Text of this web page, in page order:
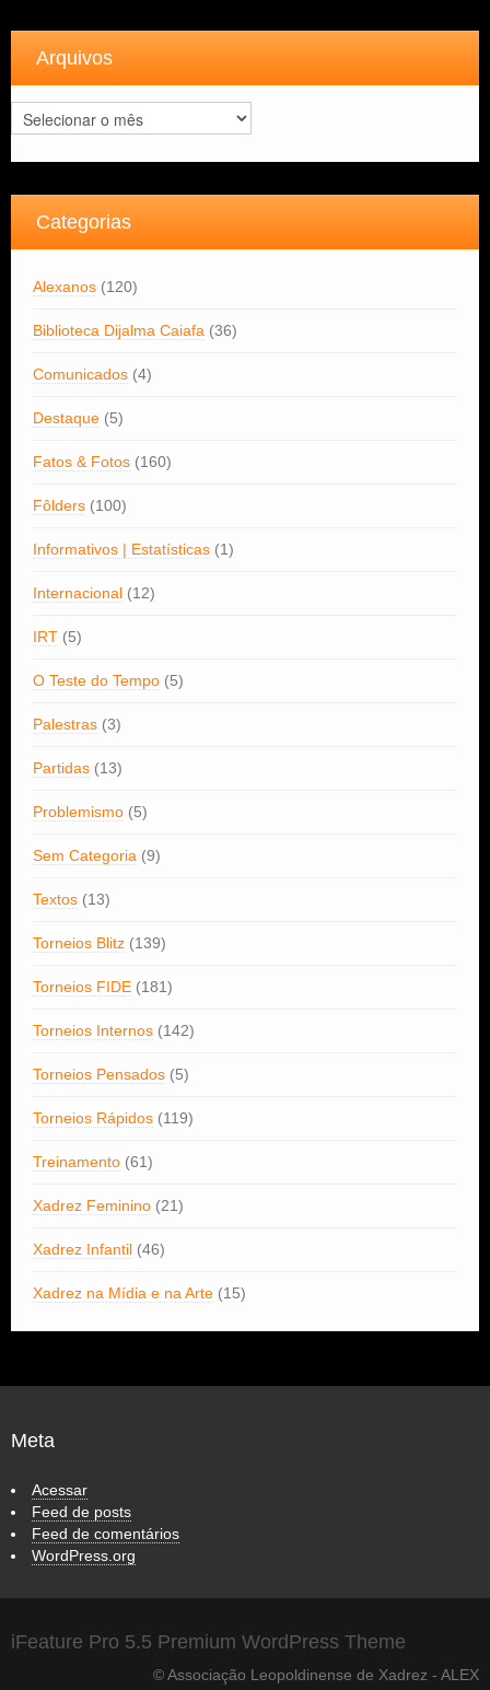
Arquivos
Arquivos
Categorias
Alexanos (120)
Biblioteca Dijalma Caiafa (36)
Comunicados (4)
Destaque (5)
Fatos & Fotos (160)
Fôlders (100)
Informativos | Estatísticas (1)
Internacional (12)
IRT (5)
O Teste do Tempo (5)
Palestras (3)
Partidas (13)
Problemismo (5)
Sem Categoria (9)
Textos (13)
Torneios Blitz (139)
Torneios FIDE (181)
Torneios Internos (142)
Torneios Pensados (5)
Torneios Rápidos (119)
Treinamento (61)
Xadrez Feminino (21)
Xadrez Infantil (46)
Xadrez na Mídia e na Arte (15)
Meta
Acessar
Feed de posts
Feed de comentários
WordPress.org
iFeature Pro 5.5 Premium WordPress Theme
© Associação Leopoldinense de Xadrez - ALEX